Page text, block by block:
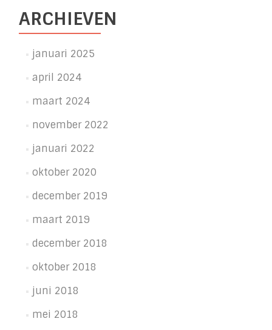
ARCHIEVEN
januari 2025
april 2024
maart 2024
november 2022
januari 2022
oktober 2020
december 2019
maart 2019
december 2018
oktober 2018
juni 2018
mei 2018